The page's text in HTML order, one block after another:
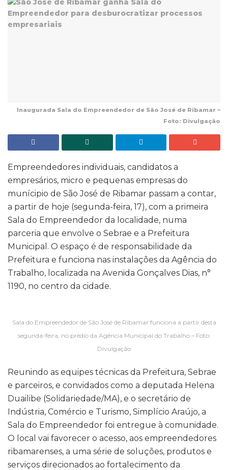
Inaugurada Sala do Empreendedor de São José de Ribamar –
Foto: Divulgação
Empreendedores individuais, candidatos a
empresários, micro e pequenas empresas do
munícipio de São José de Ribamar passam a contar,
a partir de hoje (segunda-feira, 17), com a primeira
Sala do Empreendedor da localidade, numa
parceria que envolve o Sebrae e a Prefeitura
Municipal. O espaço é de responsabilidade da
Prefeitura e funciona nas instalações da Agência do
Trabalho, localizada na Avenida Gonçalves Dias, n°
1190, no centro da cidade.
Sala do Empreendedor de São José de Ribamar funciona a partir desta
segunda-feira, no prédio da Agência Municipal do Trabalho – Foto:
Divulgação
Reunindo as equipes técnicas da Prefeitura, Sebrae
e parceiros, e convidados como a deputada Helena
Duailibe (Solidariedade/MA), e o secretário de
Indústria, Comércio e Turismo, Simplício Araújo, a
Sala do Empreendedor foi entregue à comunidade.
O local vai favorecer o acesso, aos empreendedores
ribamarenses, a uma série de soluções, produtos e
serviços direcionados ao fortalecimento da